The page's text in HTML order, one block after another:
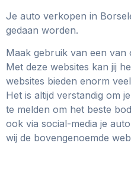
Je auto verkopen in
gedaan worden.
Maak gebruik van een van
Met deze websites kan jij
websites bieden enorm
Het is altijd verstandig om
te melden om het beste
ook via social-media je
wij de bovengenoemde